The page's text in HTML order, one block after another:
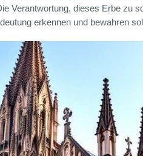
Verantwortung, dieses Erbe zu
erkennen und bewahren